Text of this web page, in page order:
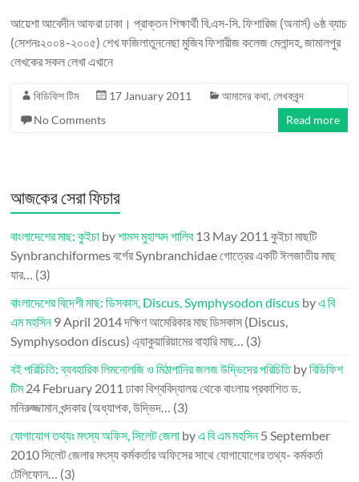
আয়েশা আবেদীন আফরা ঢাকা। প্রাক্তন শিক্ষার্থী বি.এস-সি. ফিশারিজ (অনার্স) ৬ষ্ঠ ব্যাচ
(সেশনঃ২০০৪-২০০৫) শেখ ফজিলাতুননেছা মুজিব ফিশারীজ কলেজ মেলান্দহ, জামালপুর
লেখকের সকল লেখা এখানে
বিডিফিশ টিম 17 January 2011 আমাদের কথা,লেখকবৃন্দ
No Comments
Read more
আজকের সেরা ফিচার
বাংলাদেশের মাছ: কুইচা byশামস মুহাম্মদ গালিব 13 May 2011 কুইচা মাছটি
Synbranchiformes বর্গের Synbranchidae গোত্রের একটি ঈলজাতীয় মাছ
যার… (3)
বাংলাদেশের বিদেশী মাছ: ডিসকাস, Discus, Symphysodon discus byএ বি
এম মহসিন9 April 2014দক্ষিণ আমেরিকার মাছ ডিসকাস (Discus,
Symphysodon discus) এ্যাকুয়ারিয়ামের বাহারি মাছ… (3)
বই পরিচিতি: ব্যবহারিক লিমনোলজি ও মিঠাপানির জলজ উদ্ভিদের পরিচিতিbyবিডিফিশ
টিম24 February 2011 ঢাকা বিশ্ববিদ্যালয় থেকে বাংলায় প্রকাশিত ড.
মনিরুজ্জামান খন্দকার (অধ্যাপক, উদ্ভিদ… (3)
যোগাযোগ তথ্যঃ মৎস্য অফিস, সিলেট জেলা byএ বি এম মহসিন5 September
2010সিলেট জেলার মৎস্য কর্মকর্তার অফিসের সাথে যোগাযোগের তথ্য- কর্মকর্তা
টেলিফোন… (3)